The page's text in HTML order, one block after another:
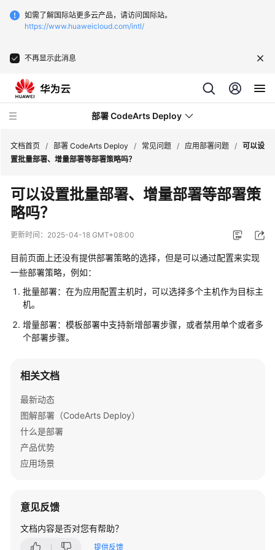
如需了解国际站更多云产品，请访问国际站。
https://www.huaweicloud.com/intl/
不再显示此消息
部署 CodeArts Deploy
新
动
产
品
介
绍
快
速
户
指
南
最
践
API
文档首页 / 部署 CodeArts Deploy / 常见问题 / 应用部署问题 / 可以设
置批量部署、增量部署等部署策略吗？
可以设置批量部署、增量部署等部署策
略吗？
更新时间： 2025-04-18 GMT+08:00
目前页面上还没有提供部署策略的选择，但是可以通过配置来实现
一些部署策略，例如：
批量部署：在为应用配置主机时，可以选择多个主机作为目标主
机。
增量部署：模板部署中支持新增部署步骤，或者禁用单个或者多
个部署步骤。
相关文档
最新动态
图解部署（CodeArts Deploy）
什么是部署
产品优势
应用场景
意见反馈
文档内容是否对您有帮助？
提供反馈